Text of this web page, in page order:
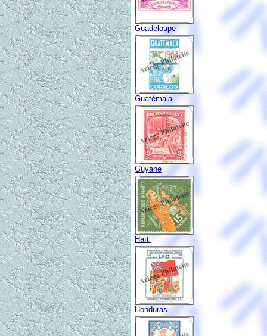
Guadeloupe
Guatémala
Guyane
Haïti
Honduras